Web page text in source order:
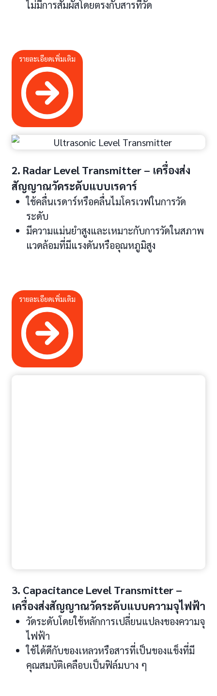
ไม่มีการสัมผัสโดยตรงกับสารที่วัด
รายละเอียดเพิ่มเติม
2. Radar Level Transmitter – เครื่องส่ง
สัญญาณวัดระดับแบบเรดาร์
ใช้คลื่นเรดาร์หรือคลื่นไมโครเวฟในการวัด
ระดับ
มีความแม่นยำสูงและเหมาะกับการวัดในสภาพ
แวดล้อมที่มีแรงดันหรืออุณหภูมิสูง
รายละเอียดเพิ่มเติม
3. Capacitance Level Transmitter –
เครื่องส่งสัญญาณวัดระดับแบบความจุไฟฟ้า
วัดระดับโดยใช้หลักการเปลี่ยนแปลงของความจุ
ไฟฟ้า
ใช้ได้ดีกับของเหลวหรือสารที่เป็นของแข็งที่มี
คุณสมบัติเคลือบเป็นฟิล์มบาง ๆ